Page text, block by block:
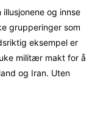
og innse
grupperinger som
eksempel er
militær makt for å
og Iran. Uten